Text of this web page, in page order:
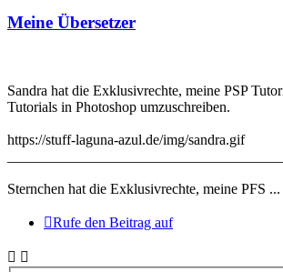
Meine Übersetzer
Sandra hat die Exklusivrechte, meine PSP
Tutorials in Photoshop umzuschreiben.
https://stuff-laguna-azul.de/img/sandra.gif
Sternchen hat die Exklusivrechte, meine PFS ...
Rufe den Beitrag auf